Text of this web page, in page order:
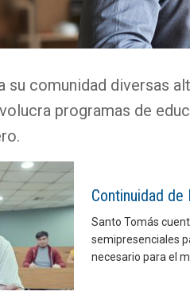
su comunidad diversas
programas de
Continuidad de
Santo Tomás
semipresenciales
necesario para el